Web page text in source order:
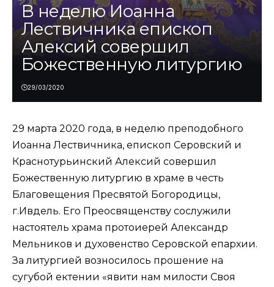
В неделю Иоанна
Лествичника епископ
Алексий совершил
Божественную литургию
29/03/2020
29 марта 2020 года, в неделю преподобного
Иоанна Лествичника, епископ Серовский и
Краснотурьинский Алексий совершил
Божественную литургию в храме в честь
Благовещения Пресвятой Богородицы,
г.Ивдель. Его Преосвященству сослужили
настоятель храма протоиерей Александр
Мельников и духовенство Серовской епархии.
За литургией возносилось прошение на
сугубой ектении «явити нам милости Своя